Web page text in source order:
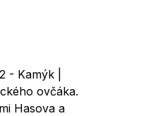
- Kamýk |
ovčáka.
Hasova a